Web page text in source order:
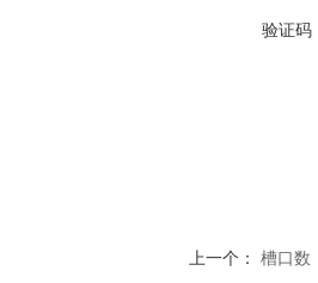
验证码
上一个： 槽口数